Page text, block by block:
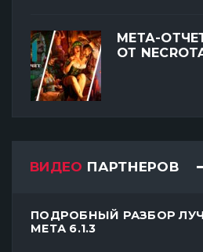
МЕТА-
ОТ
ВИДЕО ПАРТНЕРОВ
ПОДРОБНЫЙ РАЗБОР
МЕТА 6.1.3